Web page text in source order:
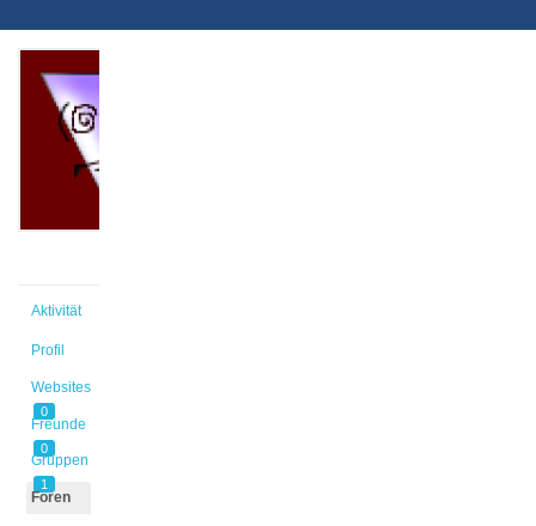
Aktivität
Profil
Websites
0
Freunde
0
Gruppen
1
Foren